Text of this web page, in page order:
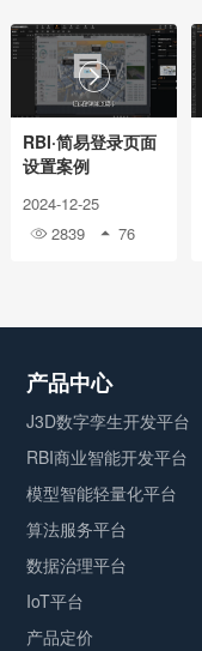

RBI·简易登录页面
设置案例
2024-12-25
2839  76
产品中心
J3D数字孪生开发平台
RBI商业智能开发平台
模型智能轻量化平台
算法服务平台
数据治理平台
IoT平台
产品定价